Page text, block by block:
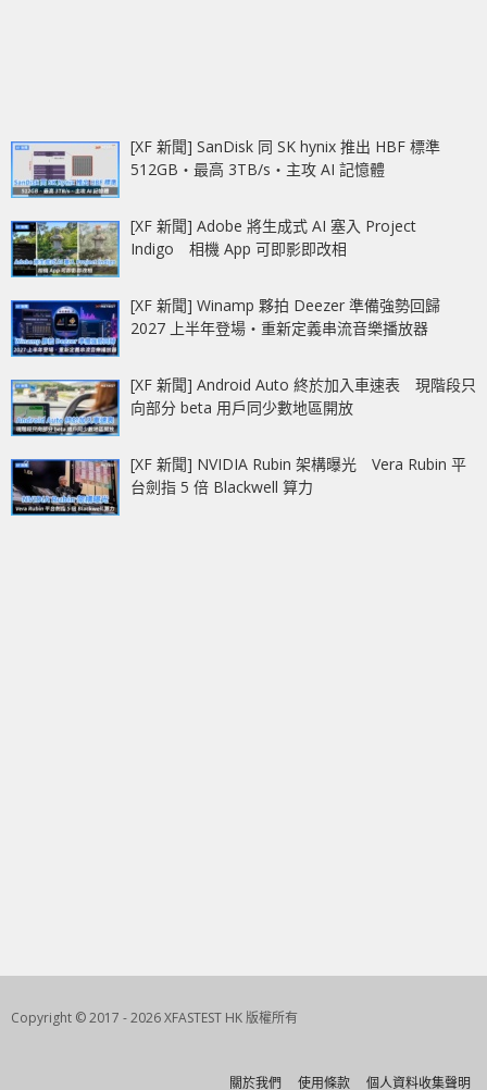
[XF 新聞] SanDisk 同 SK hynix 推出 HBF 標準
512GB‧最高 3TB/s‧主攻 AI 記憶體
[XF 新聞] Adobe 將生成式 AI 塞入 Project
Indigo 相機 App 可即影即改相
[XF 新聞] Winamp 夥拍 Deezer 準備強勢回歸
2027 上半年登場‧重新定義串流音樂播放器
[XF 新聞] Android Auto 終於加入車速表 現階段只
向部分 beta 用戶同少數地區開放
[XF 新聞] NVIDIA Rubin 架構曝光 Vera Rubin 平
台劍指 5 倍 Blackwell 算力
Copyright © 2017 - 2026 XFASTEST HK 版權所有
關於我們 使用條款 個人資料收集聲明